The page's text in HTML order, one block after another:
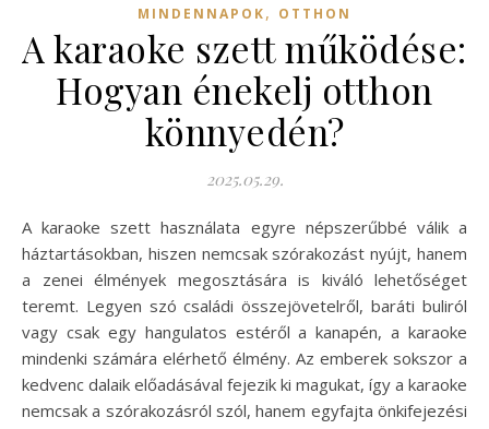
MINDENNAPOK, OTTHON
A karaoke szett működése:
Hogyan énekelj otthon
könnyedén?
2025.05.29.
A karaoke szett használata egyre népszerűbbé válik a
háztartásokban, hiszen nemcsak szórakozást nyújt, hanem
a zenei élmények megosztására is kiváló lehetőséget
teremt. Legyen szó családi összejövetelről, baráti buliról
vagy csak egy hangulatos estéről a kanapén, a karaoke
mindenki számára elérhető élmény. Az emberek sokszor a
kedvenc dalaik előadásával fejezik ki magukat, így a karaoke
nemcsak a szórakozásról szól, hanem egyfajta önkifejezési